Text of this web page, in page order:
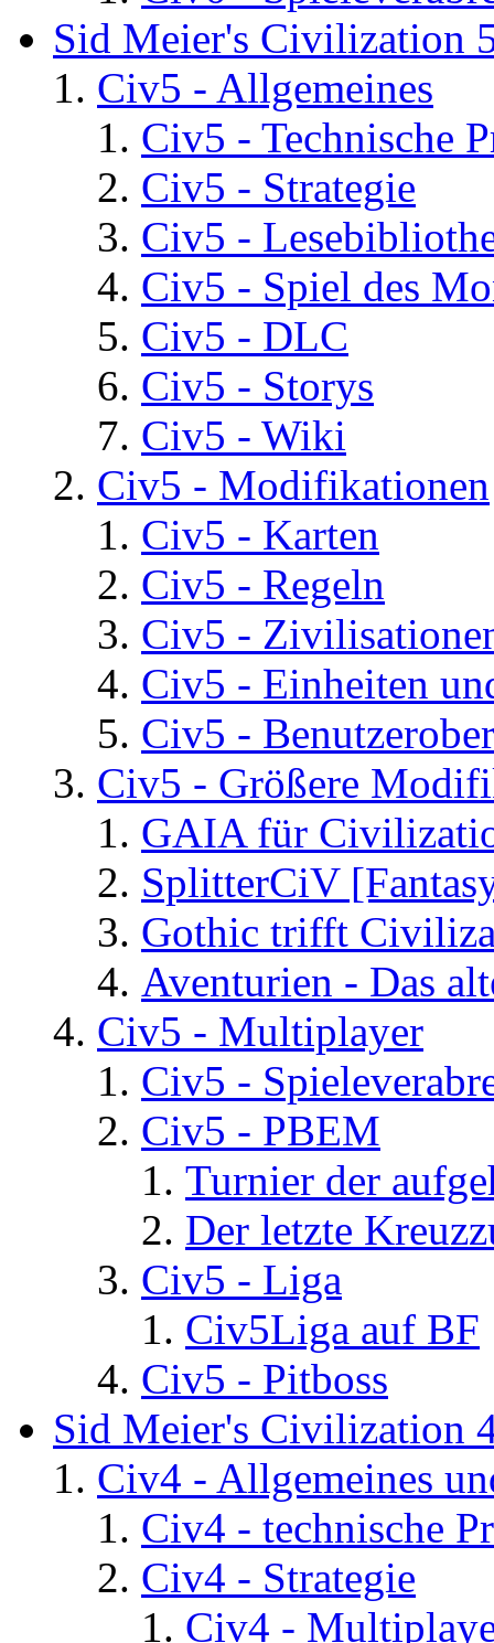
Sid Meier's Civilization
Civ5 - Allgemeines
Civ5 - Technische
Civ5 - Strategie
Civ5 -
Civ5 - Spiel des
Civ5 - DLC
Civ5 - Storys
Civ5 - Wiki
Civ5 - Modifikationen
Civ5 - Karten
Civ5 - Regeln
Civ5 -
Civ5 - Einheiten
Civ5 -
Civ5 - Größere
GAIA für
SplitterCiV
Gothic trifft
Aventurien - Das
Civ5 - Multiplayer
Civ5 -
Civ5 - PBEM
Turnier der
Der letzte
Civ5 - Liga
Civ5Liga auf BF
Civ5 - Pitboss
Sid Meier's Civilization
Civ4 - Allgemeines
Civ4 - technische
Civ4 - Strategie
Civ4 -